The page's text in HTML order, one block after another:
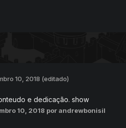
10, 2018 (editado)
e dedicação. show
10, 2018 por andrewbonisil